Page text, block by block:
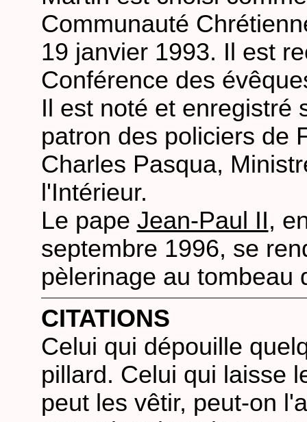
Communauté
19 janvier 1993. Il est
Conférence des
Il est noté et enregistré
patron des policiers de
Charles Pasqua,
l'Intérieur.
Le pape Jean-Paul II,
septembre 1996, se
pèlerinage au tombeau
CITATIONS
Celui qui dépouille
pillard. Celui qui laisse
peut les vêtir, peut-on